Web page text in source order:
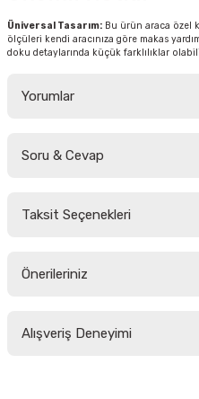
Üniversal Tasarım: Bu ürün araca özel
ölçüleri kendi aracınıza göre makas
doku detaylarında küçük farklılıklar
Yorumlar
Soru & Cevap
Taksit Seçenekleri
Önerileriniz
yetersiz gördüğünüz noktaları
Alışveriş Deneyimi